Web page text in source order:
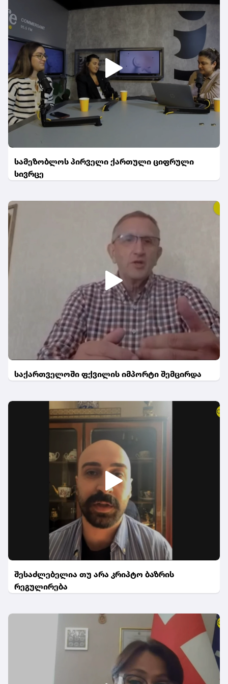
სამეზობლოს პირველი ქართული ციფრული
სივრცე
საქართველოში ფქვილის იმპორტი შემცირდა
შესაძლებელია თუ არა კრიპტო ბაზრის
რეგულირება